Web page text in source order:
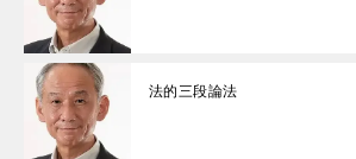
法的三段論法